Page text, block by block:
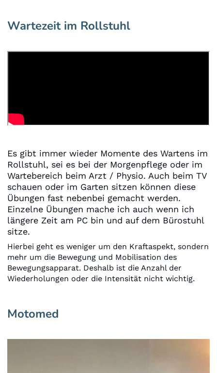
Wartezeit im Rollstuhl
Es gibt immer wieder Momente des Wartens im
Rollstuhl, sei es bei der Morgenpflege oder im
Wartebereich beim Arzt / Physio. Auch beim TV
schauen oder im Garten sitzen können diese
Übungen fast nebenbei gemacht werden.
Einzelne Übungen mache ich auch wenn ich
längere Zeit am PC bin und auf dem Bürostuhl
sitze.
Hierbei geht es weniger um den Kraftaspekt, sondern
mehr um die Bewegung und Mobilisation des
Bewegungsapparat. Deshalb ist die Anzahl der
Wiederholungen oder die Intensität nicht wichtig.
Motomed